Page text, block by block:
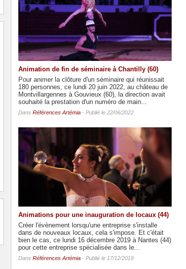
Animation de fin de séminaire à Chantilly (60)
Pour animer la clôture d'un séminaire qui réunissait
180 personnes, ce lundi 20 juin 2022, au château de
Montvillargennes à Gouvieux (60), la direction avait
souhaité la prestation d'un numéro de main...
Dans Références Artémia - Publié le 22/06/2022
Animations pour une inauguration de locaux (44)
Créer l'évènement lorsqu'une entreprise s'installe
dans de nouveaux locaux, cela s'impose. Et c'était
bien le cas, ce lundi 16 décembre 2019 à Nantes (44)
pour cette entreprise spécialisée dans le...
Dans Références Artémia - Publié le 17/12/2019